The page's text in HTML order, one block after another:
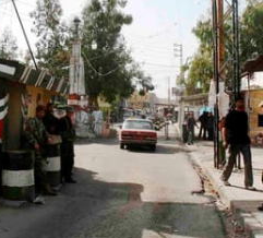
منوعات
كأس العالم
البرامج
جدول البرامج
شاهد البرامج